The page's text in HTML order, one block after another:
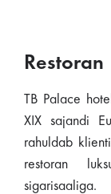
Restoran
TB Palace
XIX sajandi
rahuldab
restoran